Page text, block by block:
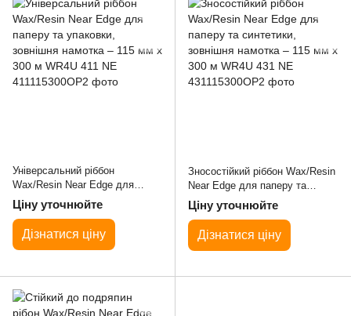
Універсальний ріббон
Wax/Resin Near Edge для
паперу та упаковки, зовнішня
намотка – 115 мм x 300 м
WR4U 411 NE
Ціну уточнюйте
Дізнатися ціну
Зносостійкий ріббон Wax/Resin
Near Edge для паперу та
синтетики, зовнішня намотка –
115 мм x 300 м WR4U 431 NE
Ціну уточнюйте
Дізнатися ціну